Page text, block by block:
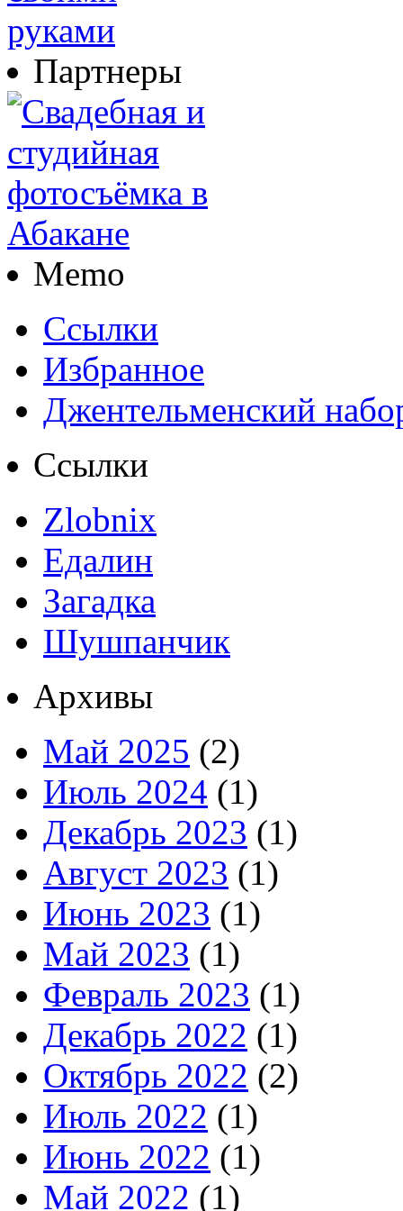
Партнеры
Memo
Ссылки
Избранное
Джентельменский
Ссылки
Zlobnix
Едалин
Загадка
Шушпанчик
Архивы
Май 2025 (2)
Июль 2024 (1)
Декабрь 2023 (1)
Август 2023 (1)
Июнь 2023 (1)
Май 2023 (1)
Февраль 2023 (1)
Декабрь 2022 (1)
Октябрь 2022 (2)
Июль 2022 (1)
Июнь 2022 (1)
Май 2022 (1)